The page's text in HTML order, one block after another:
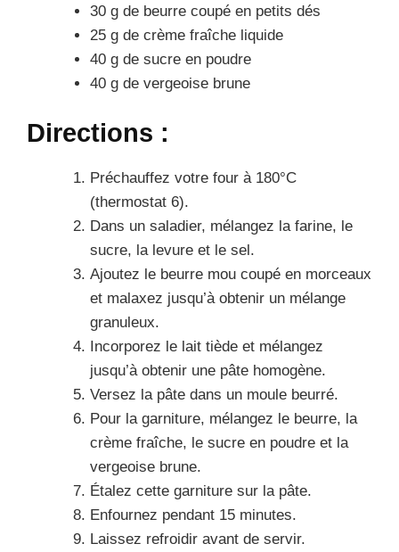
30 g de beurre coupé en petits dés
25 g de crème fraîche liquide
40 g de sucre en poudre
40 g de vergeoise brune
Directions :
Préchauffez votre four à 180°C
(thermostat 6).
Dans un saladier, mélangez la farine, le
sucre, la levure et le sel.
Ajoutez le beurre mou coupé en morceaux
et malaxez jusqu’à obtenir un mélange
granuleux.
Incorporez le lait tiède et mélangez
jusqu’à obtenir une pâte homogène.
Versez la pâte dans un moule beurré.
Pour la garniture, mélangez le beurre, la
crème fraîche, le sucre en poudre et la
vergeoise brune.
Étalez cette garniture sur la pâte.
Enfournez pendant 15 minutes.
Laissez refroidir avant de servir.